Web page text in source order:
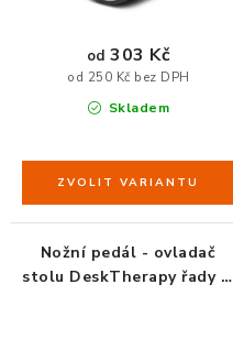
Skladem
od 250 Kč bez DPH
od 303 Kč
Nožní pedál - ovladač
stolu DeskTherapy řady D